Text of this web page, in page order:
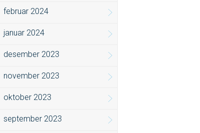
februar 2024
januar 2024
desember 2023
november 2023
oktober 2023
september 2023